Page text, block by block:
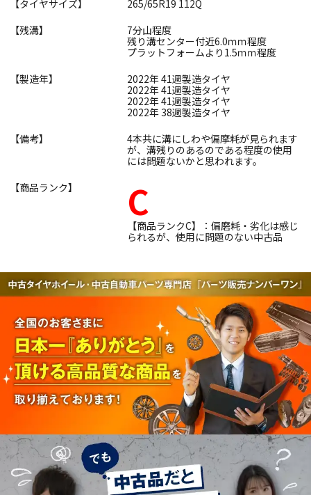
【タイヤサイズ】
265/65R19 112Q
【残溝】
7分山程度
残り溝センター付近6.0ｍｍ程度
プラットフォームより1.5ｍｍ程度
【製造年】
2022年 41週製造タイヤ
2022年 41週製造タイヤ
2022年 41週製造タイヤ
2022年 38週製造タイヤ
【備考】
4本共に溝にしわや偏摩耗が見られます
が、溝残りのあるのである程度の使用
には問題ないかと思われます。
【商品ランク】
C
【商品ランクC】：偏磨耗・劣化は感じ
られるが、使用に問題のない中古品